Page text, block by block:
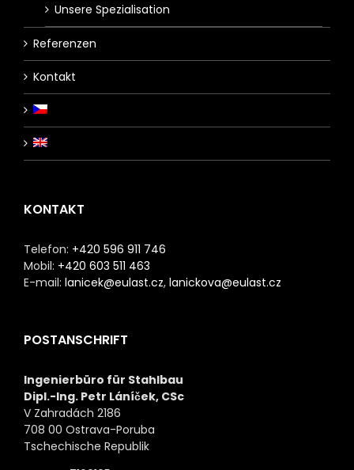
Unsere Spezialisation
Referenzen
Kontakt
KONTAKT
Telefon: +420 596 911 746
Mobil: +420 603 511 463
E-mail: lanicek@eulast.cz, lanickova@eulast.cz
POSTANSCHRIFT
Ingenierbüro für Stahlbau
Dipl.-Ing. Petr Láníček, CSc
V Zahradách 2186
708 00 Ostrava-Poruba
Tschechische Republik